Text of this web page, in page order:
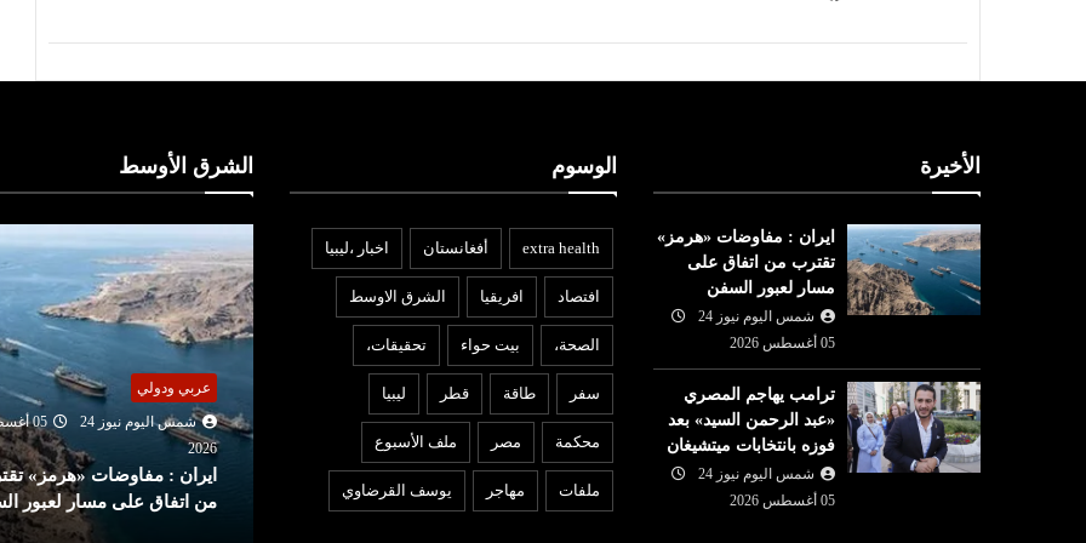
الأخيرة
ايران : مفاوضات «هرمز»
تقترب من اتفاق على
مسار لعبور السفن
شمس اليوم نيوز 24
05 أغسطس 2026
ترامب يهاجم المصري
«عبد الرحمن السيد» بعد
فوزه بانتخابات ميتشيغان
شمس اليوم نيوز 24
05 أغسطس 2026
الوسوم
extra health أفغانستان اخبار ،ليبيا
افتصاد افريقيا الشرق الاوسط
الصحة، بيت حواء تحقيقات،
سفر طاقة قطر ليبيا
محكمة مصر ملف الأسبوع
ملفات مهاجر يوسف القرضاوي
الشرق الأوسط
05 أغسطس
شمس اليوم نيوز 24
05 أغسطس
2026
لجنة برلمانية هندية تطالب
زوكربرغ بالاعتذار بعد حذف ميتا
فيديو لمودي
عربي ودولي
شمس اليوم نيوز 24
05 أغسطس
ايران : مفاوضات «هرمز» تقترب
من اتفاق على مسار لعبور السفن
شمس اليوم نيوز 24
05
2026
ترامب يهاجم المصري «عبد
الرحمن السيد» بعد فوزه
ميتشيغان